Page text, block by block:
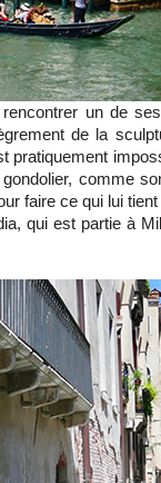
un de
de la
pratiquement
comme
faire ce qui lui
qui est partie à